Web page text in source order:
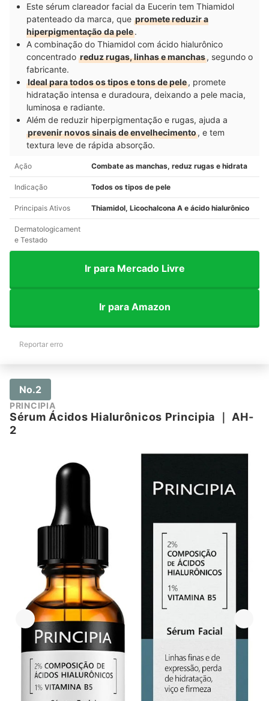
Este sérum clareador facial da Eucerin tem Thiamidol
patenteado da marca, que promete reduzir a
hiperpigmentação da pele.
A combinação do Thiamidol com ácido hialurônico
concentrado reduz rugas, linhas e manchas, segundo o
fabricante.
Ideal para todos os tipos e tons de pele, promete
hidratação intensa e duradoura, deixando a pele macia,
luminosa e radiante.
Além de reduzir hiperpigmentação e rugas, ajuda a
prevenir novos sinais de envelhecimento, e tem
textura leve de rápida absorção.
Ação Combate as manchas, reduz rugas e hidrata
Indicação Todos os tipos de pele
Principais Ativos Thiamidol, Licochalcona A e ácido hialurônico
Dermatologicament
e Testado
Ir para Mercado Livre
Ir para Amazon
Reportar erro
No.2
PRINCIPIA
Sérum Ácidos Hialurônicos Principia ｜ AH-
2